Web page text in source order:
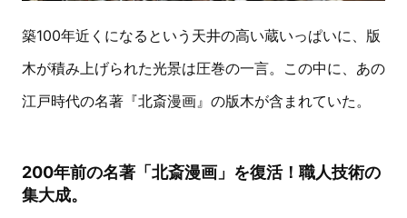
築100年近くになるという天井の高い蔵いっぱいに、版
木が積み上げられた光景は圧巻の一言。この中に、あの
江戸時代の名著『北斎漫画』の版木が含まれていた。
200年前の名著「北斎漫画」を復活！職人技術の
集大成。